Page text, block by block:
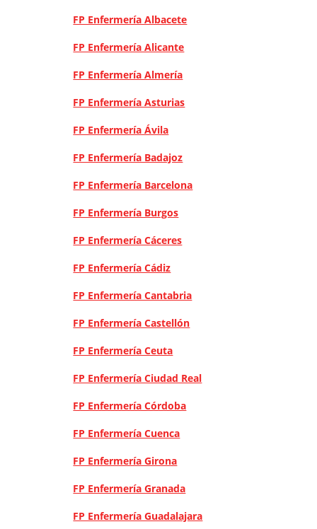
FP Enfermería Albacete
FP Enfermería Alicante
FP Enfermería Almería
FP Enfermería Asturias
FP Enfermería Ávila
FP Enfermería Badajoz
FP Enfermería Barcelona
FP Enfermería Burgos
FP Enfermería Cáceres
FP Enfermería Cádiz
FP Enfermería Cantabria
FP Enfermería Castellón
FP Enfermería Ceuta
FP Enfermería Ciudad Real
FP Enfermería Córdoba
FP Enfermería Cuenca
FP Enfermería Girona
FP Enfermería Granada
FP Enfermería Guadalajara